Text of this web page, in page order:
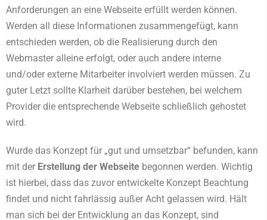
Anforderungen an eine Webseite erfüllt werden können.
Werden all diese Informationen zusammengefügt, kann
entschieden werden, ob die Realisierung durch den
Webmaster alleine erfolgt, oder auch andere interne
und/oder externe Mitarbeiter involviert werden müssen. Zu
guter Letzt sollte Klarheit darüber bestehen, bei welchem
Provider die entsprechende Webseite schließlich gehostet
wird.
Wurde das Konzept für „gut und umsetzbar“ befunden, kann
mit der Erstellung der Webseite begonnen werden. Wichtig
ist hierbei, dass das zuvor entwickelte Konzept Beachtung
findet und nicht fahrlässig außer Acht gelassen wird. Hält
man sich bei der Entwicklung an das Konzept, sind